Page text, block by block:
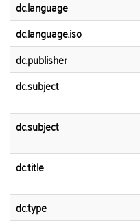
dc.language
dc.language.iso
dc.publisher
dc.subject
dc.subject
dc.title
dc.type